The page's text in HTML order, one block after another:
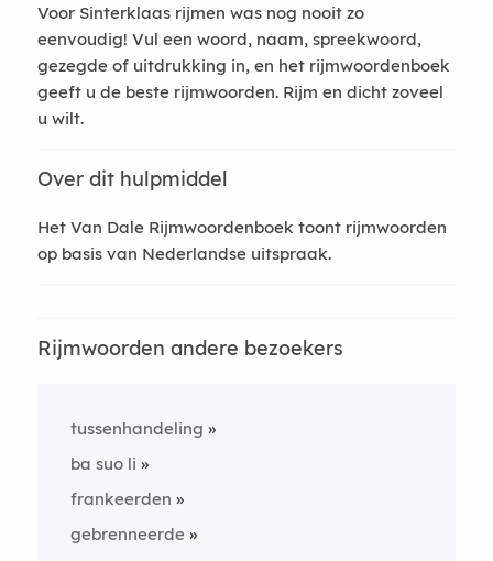
Voor Sinterklaas rijmen was nog nooit zo
eenvoudig! Vul een woord, naam, spreekwoord,
gezegde of uitdrukking in, en het rijmwoordenboek
geeft u de beste rijmwoorden. Rijm en dicht zoveel
u wilt.
Over dit hulpmiddel
Het Van Dale Rijmwoordenboek toont rijmwoorden
op basis van Nederlandse uitspraak.
Rijmwoorden andere bezoekers
tussenhandeling
ba suo li
frankeerden
gebrenneerde